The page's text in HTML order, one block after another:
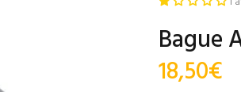
Bague
18,50€